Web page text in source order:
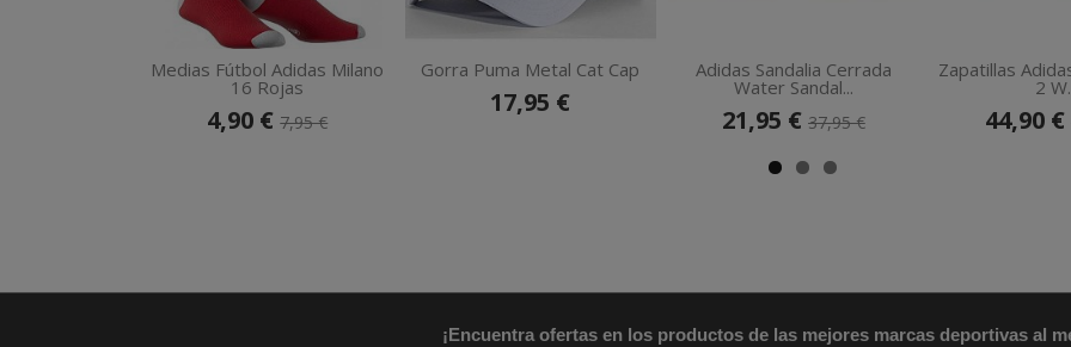
Medias Fútbol Adidas Milano
16 Rojas
4,90 €7,95 €
Gorra Puma Metal Cat Cap
17,95 €
Adidas Sandalia Cerrada
Water Sandal...
21,95 € 37,95 €
Zapatillas
2
44,90 €
¡Encuentra ofertas en los productos de las mejores marcas deportivas al